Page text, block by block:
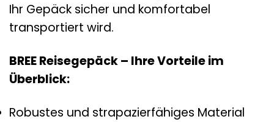
Ihr Gepäck sicher und komfortabel
transportiert wird.
BREE Reisegepäck – Ihre Vorteile im
Überblick:
Robustes und strapazierfähiges Material